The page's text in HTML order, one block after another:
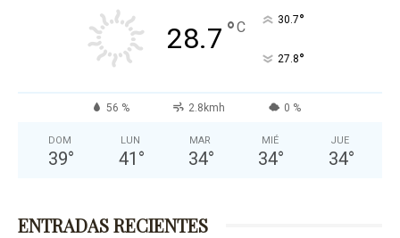
28.7 °C 30.7°
27.8°
56 % 2.8kmh 0 %
DOM
39°
LUN
41 °
MAR
34°
MIÉ
34°
JUE
34°
ENTRADAS RECIENTES